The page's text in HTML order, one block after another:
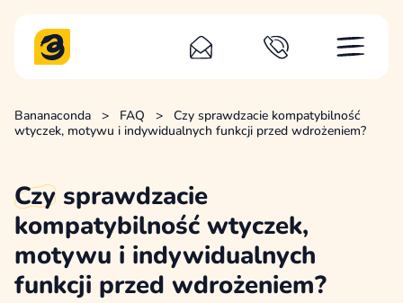
Bananaconda > FAQ >
Czy sprawdzacie kompatybilność
wtyczek, motywu i indywidualnych funkcji przed wdrożeniem?
Czy sprawdzacie
kompatybilność wtyczek,
motywu i indywidualnych
funkcji przed wdrożeniem?